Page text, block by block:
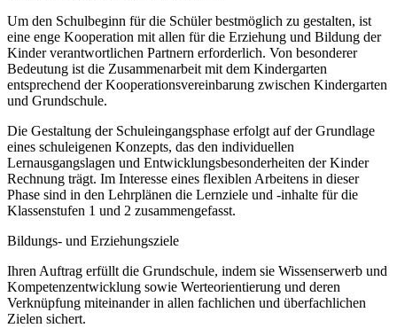
Um den Schulbeginn für die Schüler bestmöglich zu gestalten, ist
eine enge Kooperation mit allen für die Erziehung und Bildung der
Kinder verantwortlichen Partnern erforderlich. Von besonderer
Bedeutung ist die Zusammenarbeit mit dem Kindergarten
entsprechend der Kooperationsvereinbarung zwischen Kindergarten
und Grundschule.
Die Gestaltung der Schuleingangsphase erfolgt auf der Grundlage
eines schuleigenen Konzepts, das den individuellen
Lernausgangslagen und Entwicklungsbesonderheiten der Kinder
Rechnung trägt. Im Interesse eines flexiblen Arbeitens in dieser
Phase sind in den Lehrplänen die Lernziele und -inhalte für die
Klassenstufen 1 und 2 zusammengefasst.
Bildungs- und Erziehungsziele
Ihren Auftrag erfüllt die Grundschule, indem sie Wissenserwerb und
Kompetenzentwicklung sowie Werteorientierung und deren
Verknüpfung miteinander in allen fachlichen und überfachlichen
Zielen sichert.